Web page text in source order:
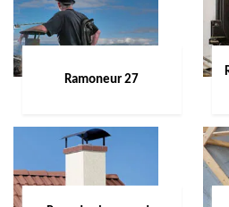
Ramoneur 27